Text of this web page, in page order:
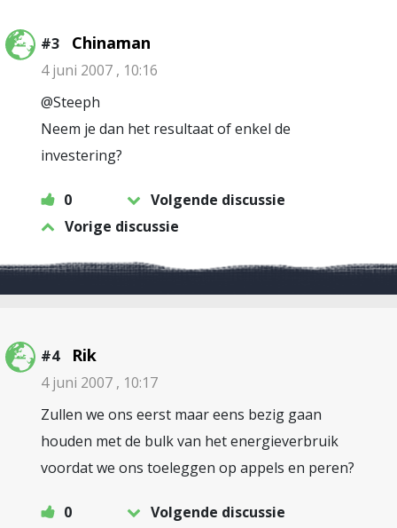
#3 Chinaman
4 juni 2007 , 10:16
@Steeph
Neem je dan het resultaat of enkel de
investering?
0
Volgende discussie
Vorige discussie
#4 Rik
4 juni 2007 , 10:17
Zullen we ons eerst maar eens bezig gaan
houden met de bulk van het energieverbruik
voordat we ons toeleggen op appels en peren?
0
Volgende discussie